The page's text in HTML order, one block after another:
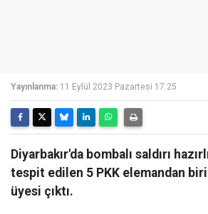
Yayınlanma: 11 Eylül 2023 Pazartesi 17:25
Diyarbakır'da bombalı saldırı
tespit edilen 5 PKK elemandan
üyesi çıktı.